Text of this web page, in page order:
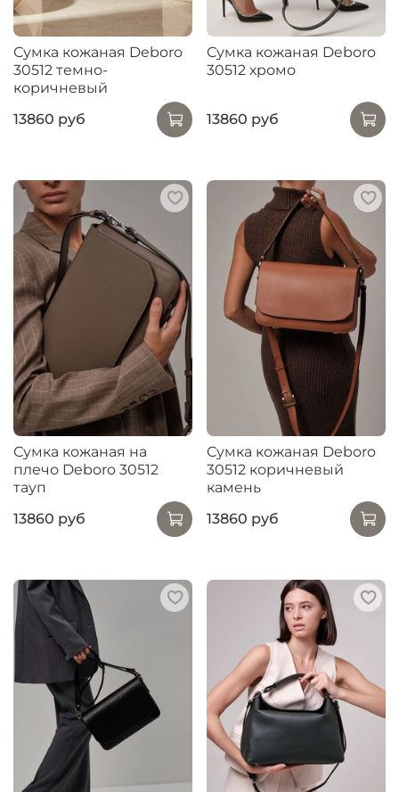
Сумка кожаная Deboro
30512 темно-
коричневый
13860 руб
Сумка кожаная Deboro
30512 хромо
13860 руб
Сумка кожаная на
плечо Deboro 30512
тауп
13860 руб
Сумка кожаная Deboro
30512 коричневый
камень
13860 руб